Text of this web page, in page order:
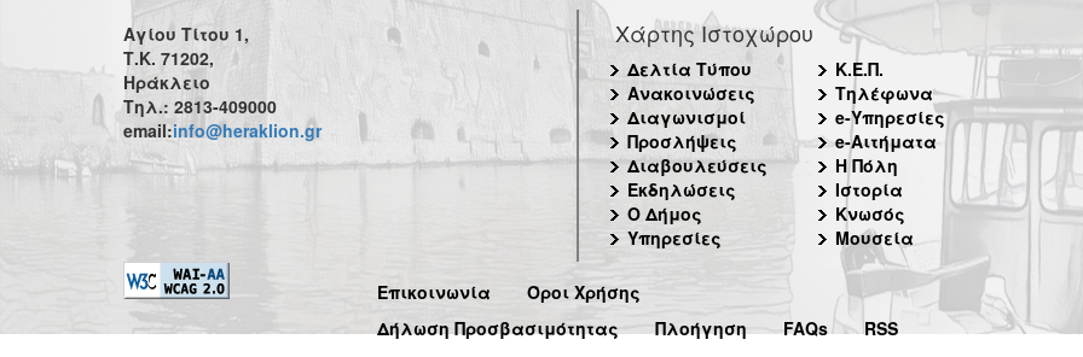
Αγίου Τίτου 1,
Τ.Κ. 71202,
Ηράκλειο
Τηλ.: 2813-409000
email:info@heraklion.gr
Χάρτης Ιστοχώρου
Δελτία Τύπου
Ανακοινώσεις
Διαγωνισμοί
Προσλήψεις
Διαβουλεύσεις
Εκδηλώσεις
Ο Δήμος
Υπηρεσίες
Κ.Ε.Π.
Τηλέφωνα
e-Υπηρεσίες
e-Αιτήματα
Η Πόλη
Ιστορία
Κνωσός
Μουσεία
Επικοινωνία
Όροι Χρήσης
Δήλωση Προσβασιμότητας
Πλοήγηση FAQs RSS